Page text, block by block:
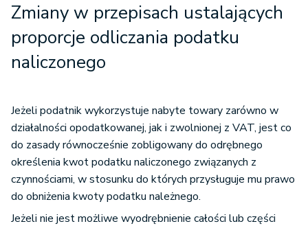
Zmiany w przepisach ustalających
proporcje odliczania podatku
naliczonego
Jeżeli podatnik wykorzystuje nabyte towary zarówno w
działalności opodatkowanej, jak i zwolnionej z VAT, jest co
do zasady równocześnie zobligowany do odrębnego
określenia kwot podatku naliczonego związanych z
czynnościami, w stosunku do których przysługuje mu prawo
do obniżenia kwoty podatku należnego.
Jeżeli nie jest możliwe wyodrębnienie całości lub części